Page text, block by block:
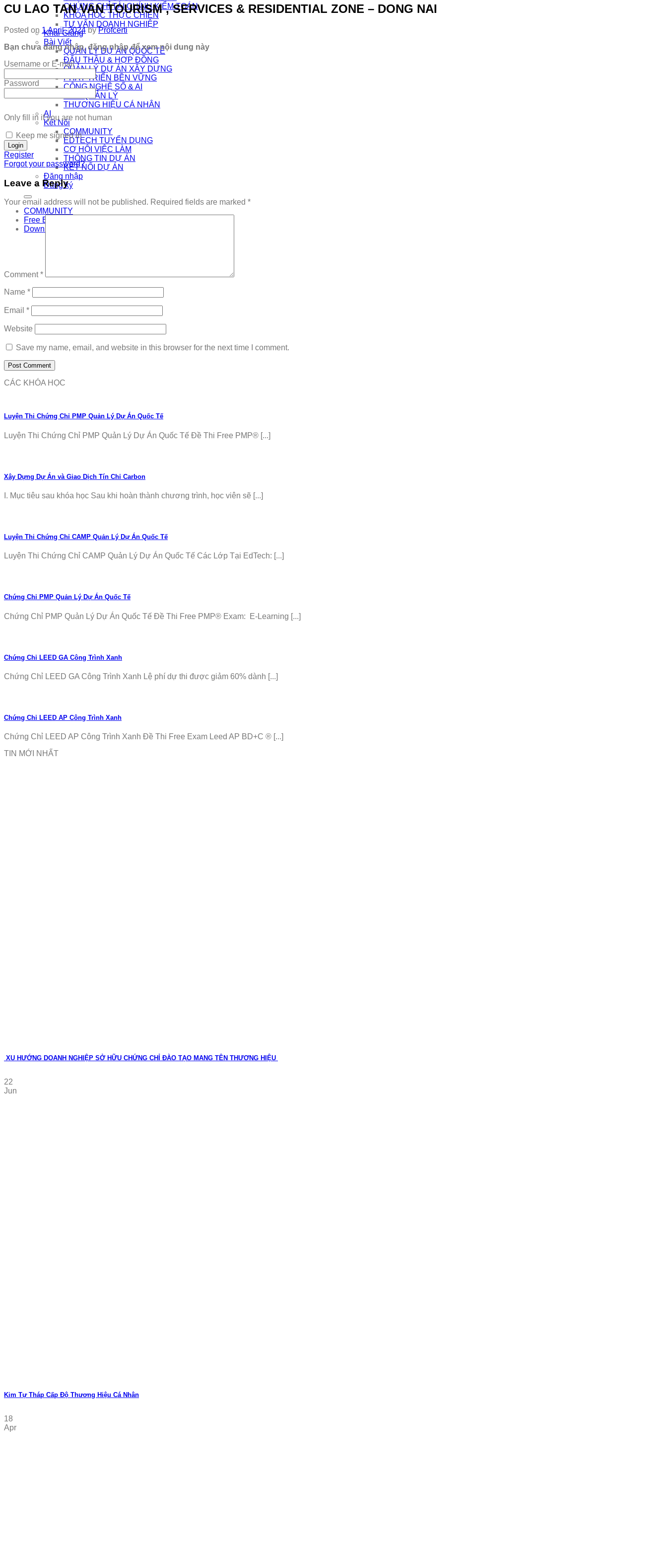
CHỨNG CHỈ TÀI CHÍNH KIỂM TOÁN
KHÓA HỌC THỰC CHIẾN
TƯ VẤN DOANH NGHIỆP
Khai Giảng
Bài Viết
QUẢN LÝ DỰ ÁN QUỐC TẾ
ĐẤU THẦU & HỢP ĐỒNG
QUẢN LÝ DỰ ÁN XÂY DỰNG
PHÁT TRIỂN BỀN VỮNG
CÔNG NGHỆ SỐ & AI
NHÀ QUẢN LÝ
THƯƠNG HIỆU CÁ NHÂN
AI
Kết Nối
COMMUNITY
EDTECH TUYỂN DỤNG
CƠ HỘI VIỆC LÀM
THÔNG TIN DỰ ÁN
KẾT NỐI DỰ ÁN
Đăng nhập
Đăng ký
COMMUNITY
Free Exam
Download
CU LAO TAN VAN TOURISM , SERVICES & RESIDENTIAL ZONE – DONG NAI
Posted on 1 April, 2024 byProfcerti
Bạn chưa đăng nhập, đăng nhập để xem nội dung này
Username or E-mail
Password
Only fill in if you are not human
Keep me signed in
Register
Forgot your password?
Leave a Reply
Your email address will not be published. Required fields are marked *
Comment*
Name *
Email *
Website
Save my name, email, and website in this browser for the next time I comment.
CÁC KHÓA HỌC
Luyện Thi Chứng Chỉ PMP Quản Lý Dự Án Quốc Tế
Luyện Thi Chứng Chỉ PMP Quản Lý Dự Án Quốc Tế Đề Thi Free PMP® [...]
Xây Dựng Dự Án và Giao Dịch Tín Chỉ Carbon
I. Mục tiêu sau khóa học Sau khi hoàn thành chương trình, học viên sẽ [...]
Luyện Thi Chứng Chỉ CAMP Quản Lý Dự Án Quốc Tế
Luyện Thi Chứng Chỉ CAMP Quản Lý Dự Án Quốc Tế Các Lớp Tại EdTech: [...]
Chứng Chỉ PMP Quản Lý Dự Án Quốc Tế
Chứng Chỉ PMP Quản Lý Dự Án Quốc Tế Đề Thi Free PMP® Exam: E-Learning [...]
Chứng Chỉ LEED GA Công Trình Xanh
Chứng Chỉ LEED GA Công Trình Xanh Lệ phí dự thi được giảm 60% dành [...]
Chứng Chỉ LEED AP Công Trình Xanh
Chứng Chỉ LEED AP Công Trình Xanh Đề Thi Free Exam Leed AP BD+C ® [...]
TIN MỚI NHẤT
XU HƯỚNG DOANH NGHIỆP SỞ HỮU CHỨNG CHỈ ĐÀO TẠO MANG TÊN THƯƠNG HIỆU
22
Jun
Kim Tự Tháp Cấp Độ Thương Hiệu Cá Nhân
18
Apr